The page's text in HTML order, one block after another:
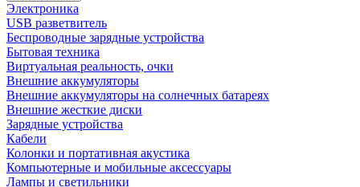
Электроника
USB разветвитель
Беспроводные зарядные устройства
Бытовая техника
Виртуальная реальность, очки
Внешние аккумуляторы
Внешние аккумуляторы на солнечных батареях
Внешние жесткие диски
Зарядные устройства
Кабели
Колонки и портативная акустика
Компьютерные и мобильные аксессуары
Лампы и светильники